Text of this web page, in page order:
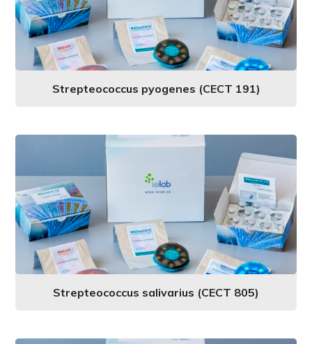
Strepteococcus pyogenes (CECT 191)
Strepteococcus salivarius (CECT 805)